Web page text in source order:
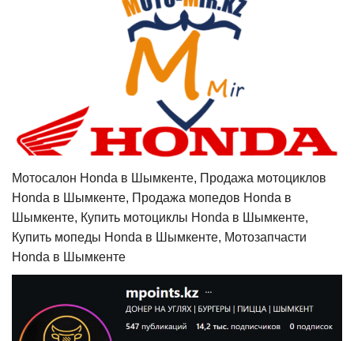
Мотосалон Honda в Шымкенте, Продажа мотоциклов
Honda в Шымкенте, Продажа мопедов Honda в
Шымкенте, Купить мотоциклы Honda в Шымкенте,
Купить мопеды Honda в Шымкенте, Мотозапчасти
Honda в Шымкенте